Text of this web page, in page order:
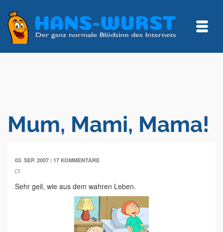
Mum, Mami, Mama!
03. SEP. 2007 | 17 KOMMENTARE
Sehr geil, wie aus dem wahren Leben.